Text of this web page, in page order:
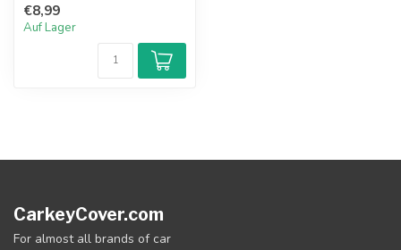
€8,99
Auf Lager
CarkeyCover.com
For almost all brands of car